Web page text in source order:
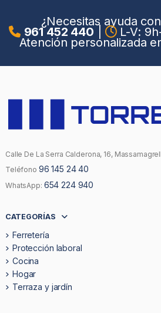
¿Necesitas ayuda
961 452 440 L-V:
Atención personalizada
Calle De La Serra Calderona, 16,
Teléfono 96 145 24 40
WhatsApp: 654 224 940
CATEGORÍAS
Ferretería
Protección laboral
Cocina
Hogar
Terraza y jardín